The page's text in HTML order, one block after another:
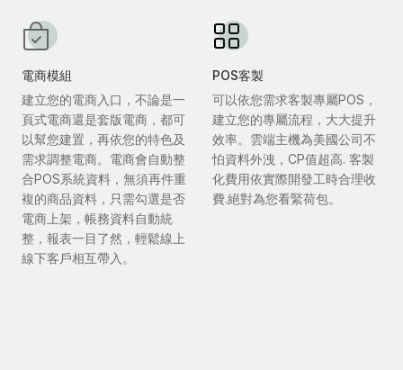
電商模組
建立您的電商入口，不論是一
頁式電商還是套版電商，都可
以幫您建置，再依您的特色及
需求調整電商。電商會自動整
合POS系統資料，無須再件重
複的商品資料，只需勾選是否
電商上架，帳務資料自動統
整，報表一目了然，輕鬆線上
線下客戶相互帶入。
POS客製
可以依您需求客製專屬POS，
建立您的專屬流程，大大提升
效率。雲端主機為美國公司不
怕資料外洩，CP值超高. 客製
化費用依實際開發工時合理收
費.絕對為您看緊荷包。